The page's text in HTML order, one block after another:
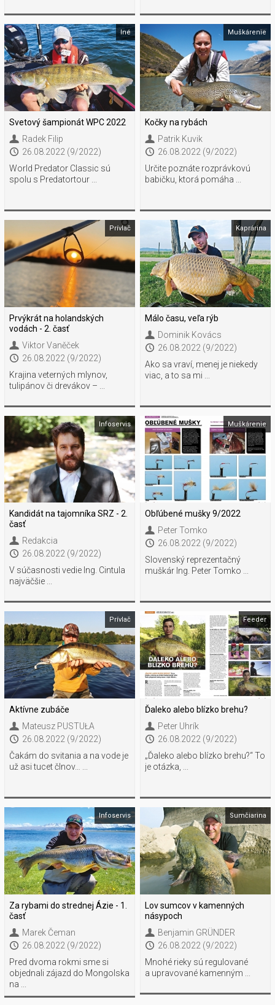
Iné
Svetový šampionát WPC 2022
Radek Filip
26.08.2022 (9/2022)
World Predator Classic sú
spolu s Predatortour ...
Muškárenie
Kočky na rybách
Patrik Kuvik
26.08.2022 (9/2022)
Určite poznáte rozprávkovú
babičku, ktorá pomáha ...
Prívlač
Prvýkrát na holandských
vodách - 2. časť
Viktor Vaněček
26.08.2022 (9/2022)
Krajina veterných mlynov,
tulipánov či drevákov – ...
Kaprárina
Málo času, veľa rýb
Dominik Kovács
26.08.2022 (9/2022)
Ako sa vraví, menej je niekedy
viac, a to sa mi ...
Infoservis
Kandidát na tajomníka SRZ - 2.
časť
Redakcia
26.08.2022 (9/2022)
V súčasnosti vedie Ing. Cintula
najväčšie ...
Muškárenie
Obľúbené mušky 9/2022
Peter Tomko
26.08.2022 (9/2022)
Slovenský reprezentačný
muškár Ing. Peter Tomko ...
Prívlač
Aktívne zubáče
Mateusz PUSTUŁA
26.08.2022 (9/2022)
Čakám do svitania a na vode je
už asi tucet člnov… ...
Feeder
Ďaleko alebo blízko brehu?
Peter Uhrík
26.08.2022 (9/2022)
„Ďaleko alebo blízko brehu?“ To
je otázka, ...
Infoservis
Za rybami do strednej Ázie - 1.
časť
Marek Čeman
26.08.2022 (9/2022)
Pred dvoma rokmi sme si
objednali zájazd do Mongolska
na ...
Sumčiarina
Lov sumcov v kamenných
násypoch
Benjamin GRÜNDER
26.08.2022 (9/2022)
Mnohé rieky sú regulované
a upravované kamenným ...